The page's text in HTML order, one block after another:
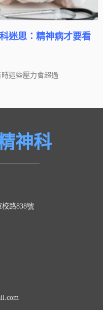
迷思：精神病才要看
這些壓力會超過
神科
路838號